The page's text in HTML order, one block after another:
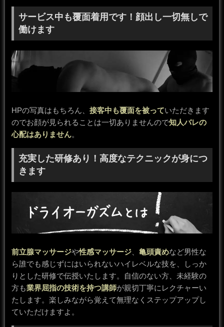
サービス中も覆面着用です！顔出し一切無しで
働けます
HPの写真はもちろん、 接客中も覆面を被っていただきます
のでお顔が見られることは一切ありませんので知人バレの
心配はありません。
充実した研修あり！高度なテクニックが身につ
きます
前立腺マッサージや性感マッサージ、 亀頭責めなど男性な
ら誰でも感じずにはいられないハイレベルな技を、しっか
りとした研修で伝授いたします。自信のない方、未経験の
方も業界屈指の技術を持つ講師が親切丁寧にレクチャーい
たします。楽しみながら覚えて無理なくステップアップし
ていただけますよ。